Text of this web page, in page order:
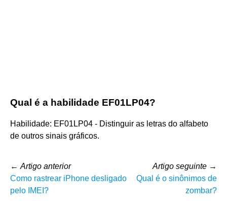
Qual é a habilidade EF01LP04?
Habilidade: EF01LP04 - Distinguir as letras do alfabeto
de outros sinais gráficos.
← Artigo anterior
Como rastrear iPhone desligado
pelo IMEI?
Artigo seguinte →
Qual é o sinônimos de
zombar?